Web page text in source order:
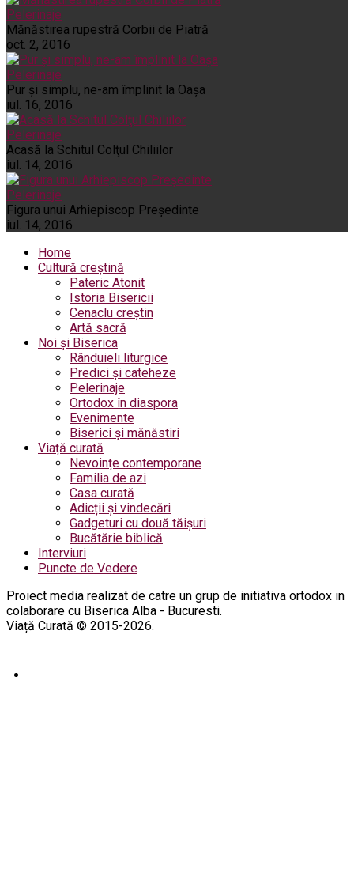
Pelerinaje
Mănăstirea rupestră Corbii de Piatră
oct. 2, 2016
Pelerinaje
Pur şi simplu, ne-am împlinit la Oaşa
iul. 16, 2016
Pelerinaje
Acasă la Schitul Colţul Chiliilor
iul. 14, 2016
Pelerinaje
Figura unui Arhiepiscop Preşedinte
iul. 14, 2016
Home
Cultură creștină
Pateric Atonit
Istoria Bisericii
Cenaclu creștin
Artă sacră
Noi și Biserica
Rânduieli liturgice
Predici și cateheze
Pelerinaje
Ortodox în diaspora
Evenimente
Biserici și mănăstiri
Viață curată
Nevoințe contemporane
Familia de azi
Casa curată
Adicții și vindecări
Gadgeturi cu două tăișuri
Bucătărie biblică
Interviuri
Puncte de Vedere
Proiect media realizat de catre un grup de initiativa ortodox in
colaborare cu Biserica Alba - Bucuresti.
Viață Curată © 2015-2026.